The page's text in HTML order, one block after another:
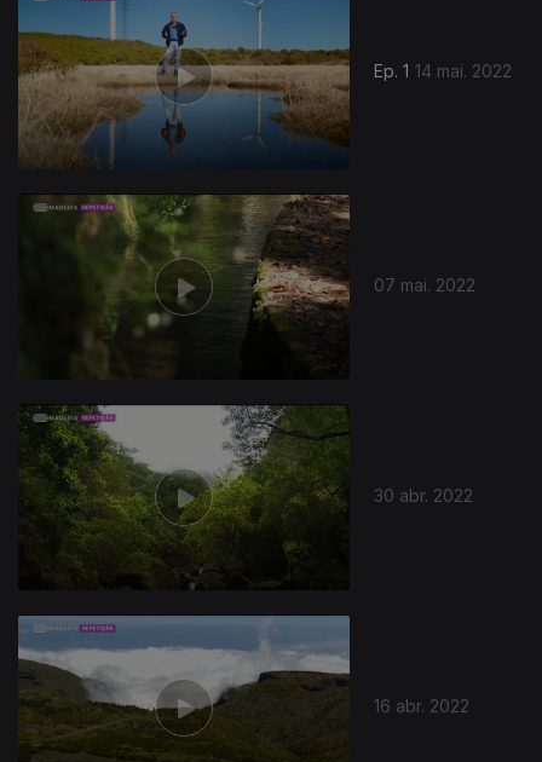
Ep. 1 14 mai. 2022
07 mai. 2022
30 abr. 2022
16 abr. 2022
611380